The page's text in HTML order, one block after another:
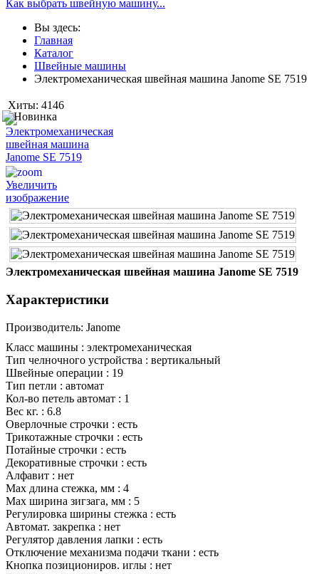
Как выбрать швейную машину...
Вы здесь:
Главная
Каталог
Швейные машины
Электромеханическая швейная машина Janome SE 7519
Хиты: 4146
Увеличить
изображение
Электромеханическая швейная машина Janome SE 7519
Характеристики
Производитель: Janome
Класс машины : электромеханическая
Тип челночного устройства : вертикальный
Швейные операции : 19
Тип петли : автомат
Кол-во петель автомат : 1
Вес кг. : 6.8
Оверлочные строчки : есть
Трикотажные строчки : есть
Потайные строчки : есть
Декоративные строчки : есть
Алфавит : нет
Маx длина стежка, мм : 4
Маx ширина зигзага, мм : 5
Регулировка ширины стежка : есть
Автомат. закрепка : нет
Регулятор давления лапки : есть
Отключение механизма подачи ткани : есть
Кнопка позициониров. иглы : нет